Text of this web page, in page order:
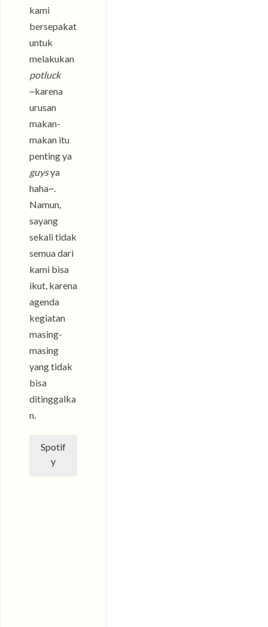
kami
bersepakat
untuk
melakukan
potluck
~karena
urusan
makan-
makan itu
penting ya
guysya
haha~.
Namun,
sayang
sekali tidak
semua dari
kami bisa
ikut, karena
agenda
kegiatan
masing-
masing
yang tidak
bisa
ditinggalka
n.
Spotif
y